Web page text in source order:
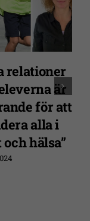
relationer
är
för att
alla i
hälsa”